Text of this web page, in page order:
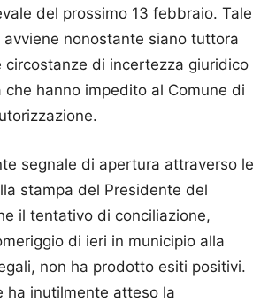
del prossimo 13 febbraio. Tale
avviene nonostante siano tuttora
circostanze di incertezza giuridico
che hanno impedito al Comune di
segnale di apertura attraverso le
stampa del Presidente del
il tentativo di conciliazione,
di ieri in municipio alla
non ha prodotto esiti positivi.
ha inutilmente atteso la